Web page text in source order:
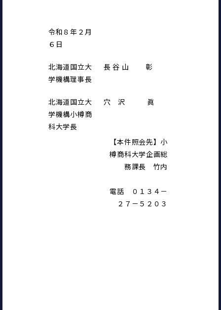
令和８年２月
６日
北海道国立大
学機構理事長
長 谷 山　 　彰
北海道国立大
学機構小樽商
科大学長
穴　沢　　　眞
【本件照会先】小
樽商科大学企画総
務課長　竹内
電話　０１３４－
２７－５２０３